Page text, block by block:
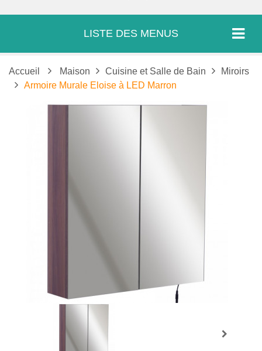
LISTE DES MENUS
Accueil Maison Cuisine et Salle de Bain
Miroirs
Armoire Murale Eloise à LED Marron